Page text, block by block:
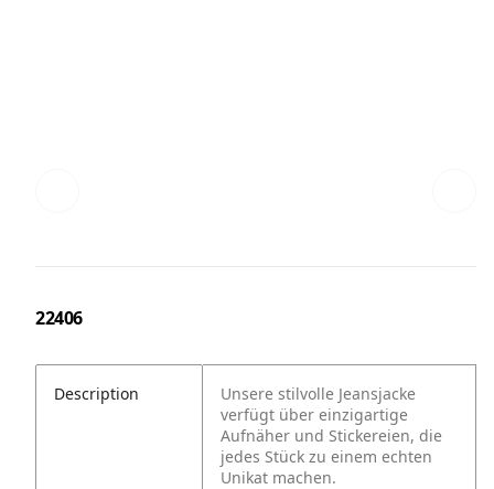
22406
Description
Unsere stilvolle Jeansjacke
verfügt über einzigartige
Aufnäher und Stickereien, die
jedes Stück zu einem echten
Unikat machen.